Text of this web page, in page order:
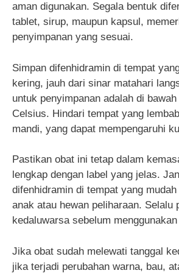
aman digunakan. Segala bentuk
tablet, sirup, maupun kapsul,
penyimpanan yang sesuai.
Simpan difenhidramin di tempat
kering, jauh dari sinar matahari
untuk penyimpanan adalah di
Celsius. Hindari tempat yang
mandi, yang dapat mempengaruhi
Pastikan obat ini tetap dalam
lengkap dengan label yang jelas.
difenhidramin di tempat yang
anak atau hewan peliharaan. Selalu
kedaluwarsa sebelum
Jika obat sudah melewati tanggal
jika terjadi perubahan warna, bau,